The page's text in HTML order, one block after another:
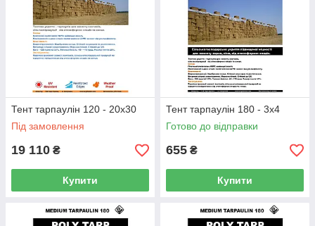
Тент тарпаулін 120 - 20х30
Під замовлення
19 110 ₴
Купити
Тент тарпаулін 180 - 3х4
Готово до відправки
655 ₴
Купити